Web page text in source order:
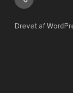
Drevet af